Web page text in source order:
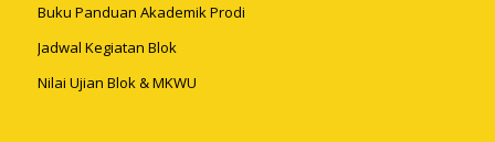
Buku Panduan Akademik Prodi
Jadwal Kegiatan Blok
Nilai Ujian Blok & MKWU